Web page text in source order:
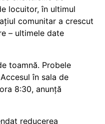
locuitor, în ultimul
comunitar a crescut
– ultimele date
toamnă. Probele
în sala de
8:30, anunță
reducerea